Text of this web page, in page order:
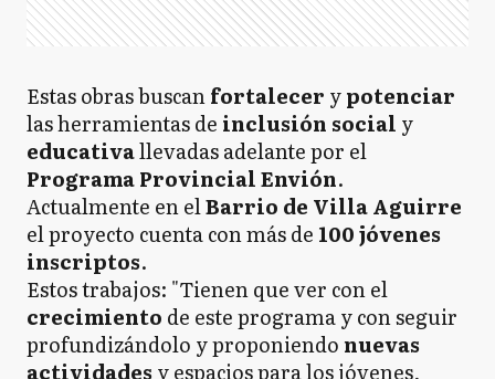
Estas obras buscanfortalecer ypotenciar
las herramientas de inclusión social y
educativallevadas adelante por el
Programa Provincial Envión.
Actualmente en elBarrio de Villa Aguirre
el proyecto cuenta con más de 100 jóvenes
inscriptos.
Estos trabajos: "Tienen que ver con el
crecimiento de este programa y con seguir
profundizándolo y proponiendo nuevas
actividades y espacios para los jóvenes,